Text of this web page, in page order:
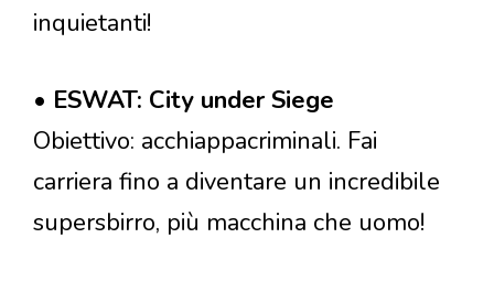
inquietanti!
• ESWAT: City under Siege
Obiettivo: acchiappacriminali. Fai
carriera fino a diventare un incredibile
supersbirro, più macchina che uomo!